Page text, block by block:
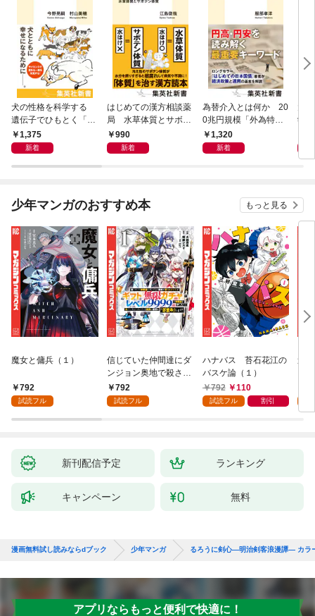
犬の性格を科学する
遺伝子でひもとく「最
良の友」の進化
1,375
新着
はじめての漢方相談薬
局 水草体質とサボテ
ン体質
990
新着
為替介入とは何か 20
0兆円規模「外為特
会」が生まれた謎
1,320
新着
学
少年マンガのおすすめ本 もっと見る
魔女と傭兵（１）
792
試読フル
信じていた仲間達にダ
ンジョン奥地で殺され
かけたがギフト『無限
ガチャ』でレベル９９
（１）
792
試読フル
ハナバス 苔石花江の
バスケ論（１）
792
110
試読フル 割引
追
強
～
新刊配信予定 ランキング
キャンペーン 無料
漫画無料試し読みならdブック 少年マンガ るろうに剣心―明治剣客浪漫譚― カラ
アプリならもっと便利で快適に！